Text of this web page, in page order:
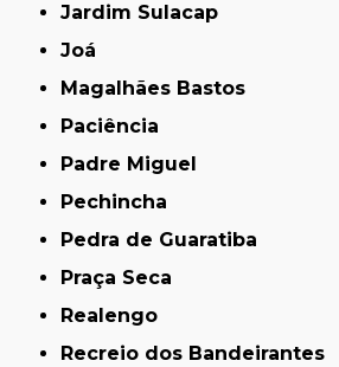
Jardim Sulacap
Joá
Magalhães Bastos
Paciência
Padre Miguel
Pechincha
Pedra de Guaratiba
Praça Seca
Realengo
Recreio dos Bandeirantes